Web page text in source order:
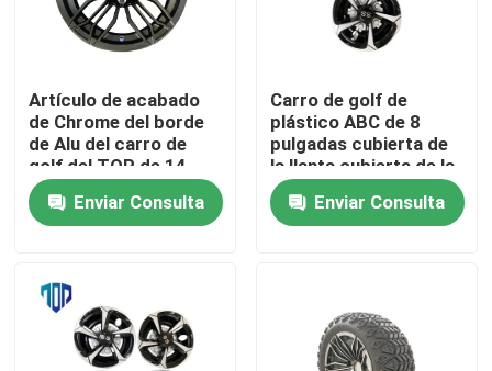
Hogar
Productos
Viaje de la fábrica
Artículo de acabado
de Chrome del borde
de Alu del carro de
golf del TOP de 14
pulgadas
Enviar Consulta
Carro de golf de
plástico ABC de 8
pulgadas cubierta de
la llanta cubierta de la
rueda
Enviar Consulta